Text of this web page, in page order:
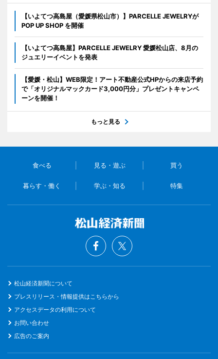
【いよてつ高島屋（愛媛県松山市）】PARCELLE JEWELRYが
POP UP SHOP を開催
【いよてつ高島屋】PARCELLE JEWELRY 愛媛松山店、8月の
ジュエリーイベントを発表
【愛媛・松山】WEB限定！アート不動産公式HPからの来店予約
で「オリジナルマックカード3,000円分」プレゼントキャンペ
ーンを開催！
もっと見る
食べる 見る・遊ぶ 買う
暮らす・働く 学ぶ・知る 特集
松山経済新聞について
プレスリリース・情報提供はこちらから
アクセスデータの利用について
お問い合わせ
広告のご案内